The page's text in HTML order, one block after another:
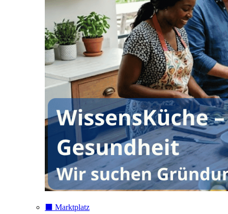
⬛️ Marktplatz